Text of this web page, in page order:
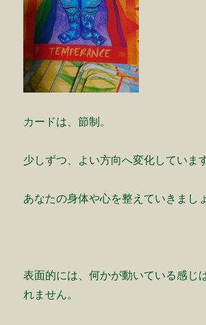
カードは、節制。
少しずつ、よい方向へ変化しています
あなたの身体や心を整えていきまし
表面的には、何かが動いている感じ
れません。